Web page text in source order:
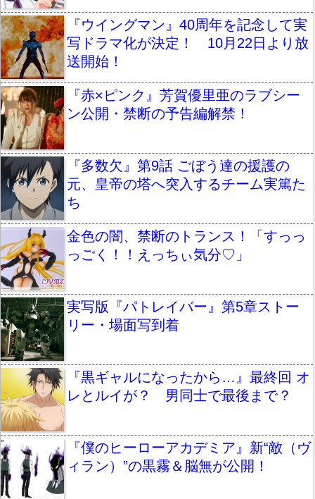
『ウイングマン』40周年を記念して実
写ドラマ化が決定！ 10月22日より放
送開始！
『赤×ピンク』芳賀優里亜のラブシー
ン公開・禁断の予告編解禁！
『多数欠』第9話 ごぼう達の援護の
元、皇帝の塔へ突入するチーム実篤た
ち
金色の闇、禁断のトランス！「すっっ
っごく！！えっちぃ気分♡」
実写版『パトレイバー』第5章ストー
リー・場面写到着
『黒ギャルになったから…』最終回 オ
レとルイが？ 男同士で最後まで？
『僕のヒーローアカデミア』新“敵（ヴ
ィラン）”の黒霧＆脳無が公開！